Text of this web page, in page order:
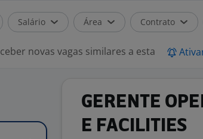
Salário Área Contrato
novas vagas similares a esta
GERENTE
E FACILITIES